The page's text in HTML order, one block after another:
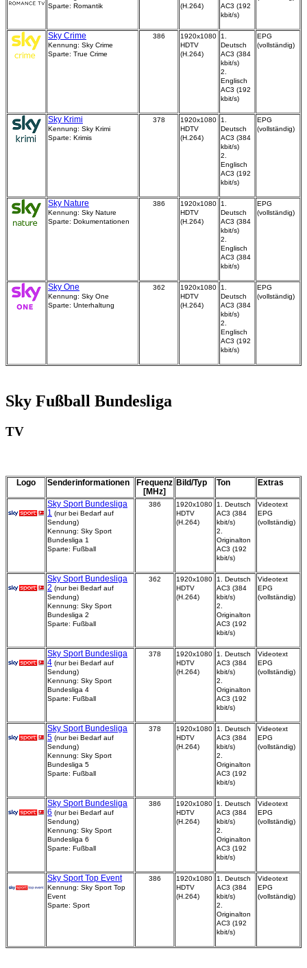
Sparte: Romantik
(H.264)
AC3 (192
kbit/s)
Sky Crime
Kennung: Sky Crime
Sparte: True Crime
386
1920x1080
HDTV
(H.264)
1.
Deutsch
AC3 (384
kbit/s)
2.
Englisch
AC3 (192
kbit/s)
EPG
(vollständig)
Sky Krimi
Kennung: Sky Krimi
Sparte: Krimis
378
1920x1080
HDTV
(H.264)
1.
Deutsch
AC3 (384
kbit/s)
2.
Englisch
AC3 (192
kbit/s)
EPG
(vollständig)
Sky Nature
Kennung: Sky Nature
Sparte: Dokumentationen
386
1920x1080
HDTV
(H.264)
1.
Deutsch
AC3 (384
kbit/s)
2.
Englisch
AC3 (384
kbit/s)
EPG
(vollständig)
Sky One
Kennung: Sky One
Sparte: Unterhaltung
362
1920x1080
HDTV
(H.264)
1.
Deutsch
AC3 (384
kbit/s)
2.
Englisch
AC3 (192
kbit/s)
EPG
(vollständig)
Sky Fußball Bundesliga
TV
Logo Senderinformationen
Frequenz
[MHz]
Bild/Typ Ton Extras
Sky Sport Bundesliga
1 (nur bei Bedarf auf
Sendung)
Kennung: Sky Sport
Bundesliga 1
Sparte: Fußball
386
1920x1080
HDTV
(H.264)
1. Deutsch
AC3 (384
kbit/s)
2.
Originalton
AC3 (192
kbit/s)
Videotext
EPG
(vollständig)
Sky Sport Bundesliga
2 (nur bei Bedarf auf
Sendung)
Kennung: Sky Sport
Bundesliga 2
Sparte: Fußball
362
1920x1080
HDTV
(H.264)
1. Deutsch
AC3 (384
kbit/s)
2.
Originalton
AC3 (192
kbit/s)
Videotext
EPG
(vollständig)
Sky Sport Bundesliga
4 (nur bei Bedarf auf
Sendung)
Kennung: Sky Sport
Bundesliga 4
Sparte: Fußball
378
1920x1080
HDTV
(H.264)
1. Deutsch
AC3 (384
kbit/s)
2.
Originalton
AC3 (192
kbit/s)
Videotext
EPG
(vollständig)
Sky Sport Bundesliga
5 (nur bei Bedarf auf
Sendung)
Kennung: Sky Sport
Bundesliga 5
Sparte: Fußball
378
1920x1080
HDTV
(H.264)
1. Deutsch
AC3 (384
kbit/s)
2.
Originalton
AC3 (192
kbit/s)
Videotext
EPG
(vollständig)
Sky Sport Bundesliga
6 (nur bei Bedarf auf
Sendung)
Kennung: Sky Sport
Bundesliga 6
Sparte: Fußball
386
1920x1080
HDTV
(H.264)
1. Deutsch
AC3 (384
kbit/s)
2.
Originalton
AC3 (192
kbit/s)
Videotext
EPG
(vollständig)
Sky Sport Top Event
Kennung: Sky Sport Top
Event
Sparte: Sport
386
1920x1080
HDTV
(H.264)
1. Deutsch
AC3 (384
kbit/s)
2.
Originalton
AC3 (192
kbit/s)
Videotext
EPG
(vollständig)